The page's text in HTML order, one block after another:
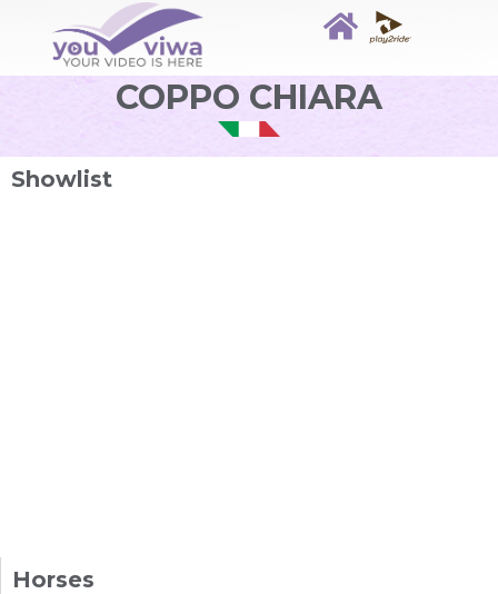
COPPO CHIARA
Showlist
Horses